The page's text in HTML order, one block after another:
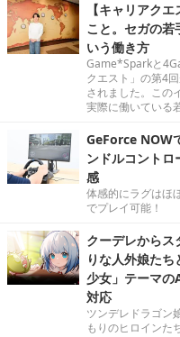
【キャリアク
こと。セガの若
いう働き方
Game*Sparkと
クエスト」の第4
されました。この
実際に働いている
GeForce NOW
ンドルコント
感
体感的にラグはほ
でプレイ可能！
クーデレからス
りな人外娘た
少女」テーマの
対応
ツンデレドラゴン
もりのヒロインた